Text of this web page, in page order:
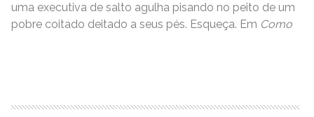
uma executiva de salto agulha pisando no peito de um
pobre coitado deitado a seus pés. Esqueça. Em Como